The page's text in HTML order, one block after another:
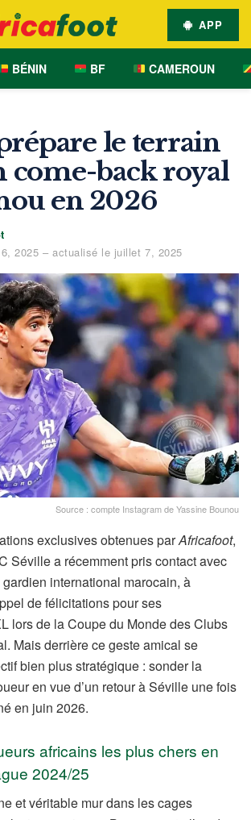
APP
BÉNIN BF CAMEROUN
le terrain
come-back royal
en 2026
2025 – actualisé le juillet 7, 2025
Source : compte Instagram de Yassine Bounou
exclusives obtenues parAfricafoot,
Séville a récemment pris contact avec
gardien international marocain, à
de félicitations pour ses
lors de la Coupe du Monde des Clubs
Mais derrière ce geste amical se
bien plus stratégique : sonder la
en vue d’un retour à Séville une fois
en juin 2026.
africains les plus chers en
2024/25
et véritable mur dans les cages